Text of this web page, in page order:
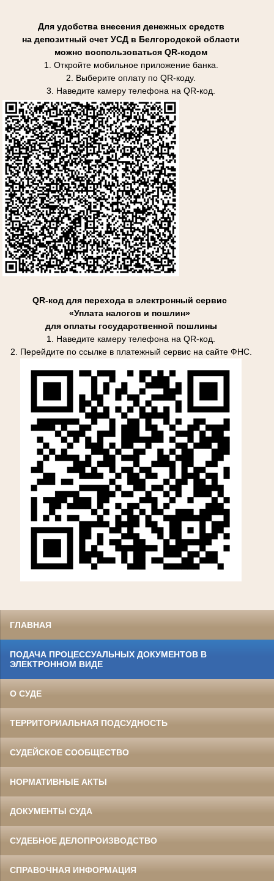
Для удобства внесения денежных средств
на депозитный счет УСД в Белгородской области
можно воспользоваться QR-кодом
1. Откройте мобильное приложение банка.
2. Выберите оплату по QR-коду.
3. Наведите камеру телефона на QR-код.
QR-код для перехода в электронный сервис
«Уплата налогов и пошлин»
для оплаты государственной пошлины
1. Наведите камеру телефона на QR-код.
2. Перейдите по ссылке в платежный сервис на сайте ФНС.
ГЛАВНАЯ
ПОДАЧА ПРОЦЕССУАЛЬНЫХ ДОКУМЕНТОВ В
ЭЛЕКТРОННОМ ВИДЕ
О СУДЕ
ТЕРРИТОРИАЛЬНАЯ ПОДСУДНОСТЬ
СУДЕЙСКОЕ СООБЩЕСТВО
НОРМАТИВНЫЕ АКТЫ
ДОКУМЕНТЫ СУДА
СУДЕБНОЕ ДЕЛОПРОИЗВОДСТВО
СПРАВОЧНАЯ ИНФОРМАЦИЯ